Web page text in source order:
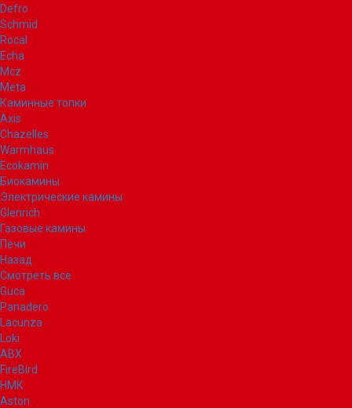
Defro
Schmid
Rocal
Echa
Mcz
Meta
Каминные топки
Axis
Chazelles
Warmhaus
Ecokamin
Биокамины
Электрические камины
Glenrich
Газовые камины
Печи
Назад
Смотреть все
Guca
Panadero
Lacunza
Loki
ABX
FireBird
НМК
Aston